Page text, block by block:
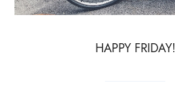
HAPPY FRIDAY!